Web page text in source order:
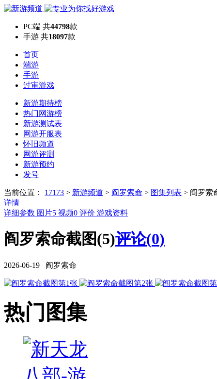
PC端 共44798款
手游 共18097款
首页
端游
手游
过审游戏
新游期待榜
热门网游榜
新游测试表
网游开服表
怀旧频道
网游评测
新游预约
发号
当前位置： 17173 > 新游频道 > 阎罗索命 > 图集列表 > 阎罗索
详情
详细参数 图片5 视频0 评价 游戏资料
阎罗索命截图(5)评论(0)
2026-06-19 阎罗索命
热门图集